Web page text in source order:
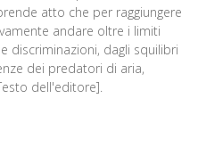
atto che per raggiungere
andare oltre i limiti
discriminazioni, dagli squilibri
dei predatori di aria,
dell'editore].